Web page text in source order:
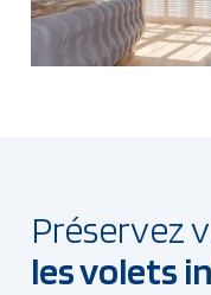
Préservez
les volets